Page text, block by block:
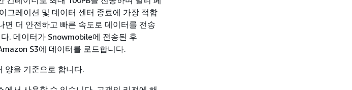
그레이션 및 데이터 센터 종료에 가장 적합
더 안전하고 빠른 속도로 데이터를 전송
. 데이터가 Snowmobile에 전송된 후
S3에 데이터를 로드합니다.
양을 기준으로 합니다.